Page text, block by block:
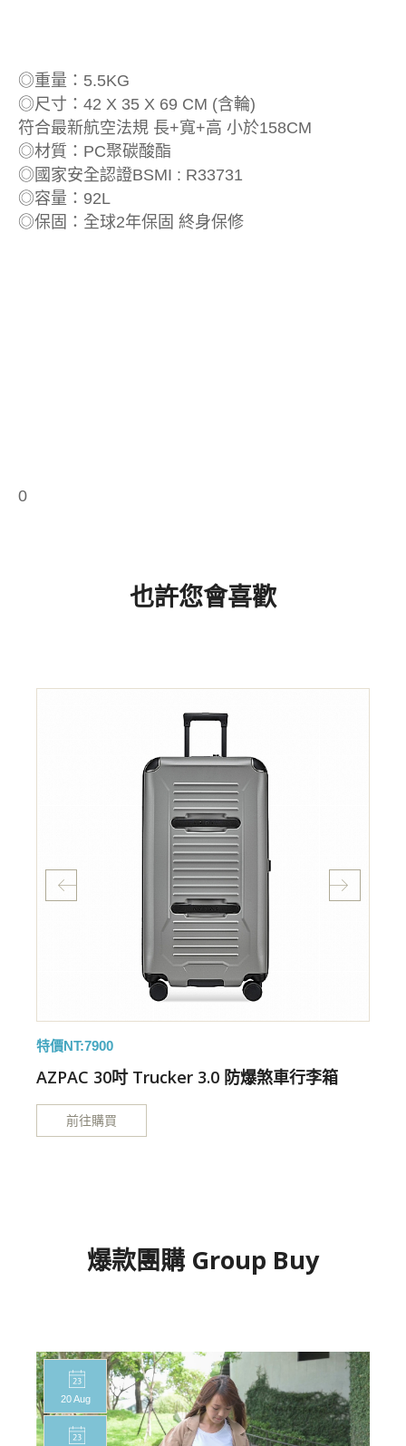
◎重量：5.5KG
◎尺寸：42 X 35 X 69 CM (含輪)
符合最新航空法規 長+寬+高 小於158CM
◎材質：PC聚碳酸酯
◎國家安全認證BSMI : R33731
◎容量：92L
◎保固：全球2年保固 終身保修
0
也許您會喜歡
特價NT:7900
AZPAC 30吋 Trucker 3.0 防爆煞車行李箱
前往購買
爆款團購 Group Buy
20 Aug